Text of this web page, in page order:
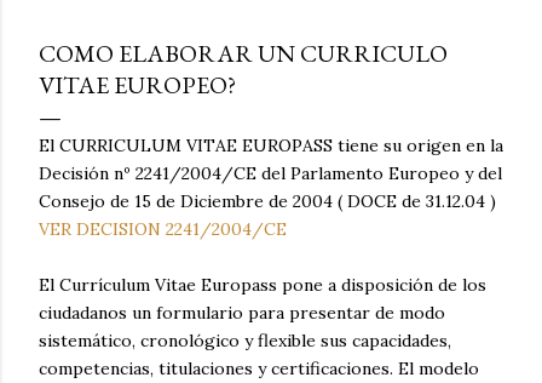
COMO ELABORAR UN CURRICULO
VITAE EUROPEO?
El CURRICULUM VITAE EUROPASS tiene su origen en la
Decisión nº 2241/2004/CE del Parlamento Europeo y del
Consejo de 15 de Diciembre de 2004 ( DOCE de 31.12.04 )
VER DECISION 2241/2004/CE
El Currículum Vitae Europass pone a disposición de los
ciudadanos un formulario para presentar de modo
sistemático, cronológico y flexible sus capacidades,
competencias, titulaciones y certificaciones. El modelo